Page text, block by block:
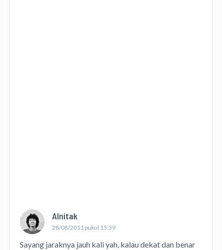
Alnitak
28/08/2011 pukul 15:39
Sayang jaraknya jauh kali yah, kalau dekat dan benar